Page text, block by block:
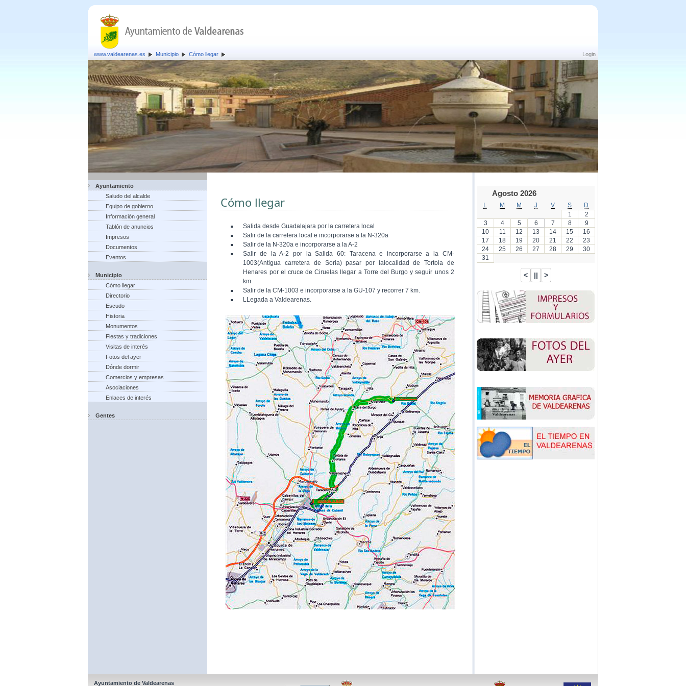
Login
www.valdearenas.es Municipio Cómo llegar
Ayuntamiento
Saludo del alcalde
Equipo de gobierno
Información general
Tablón de anuncios
Impresos
Documentos
Eventos
Municipio
Cómo llegar
Directorio
Escudo
Historia
Monumentos
Fiestas y tradiciones
Visitas de interés
Fotos del ayer
Dónde dormir
Comercios y empresas
Asociaciones
Enlaces de interés
Gentes
Cómo llegar
Salida desde Guadalajara por la carretera local
Salir de la carretera local e incorporarse a la N-320a
Salir de la N-320a e incorporarse a la A-2
Salir de la A-2 por la Salida 60: Taracena e incorporarse a la CM-
1003(Antigua carretera de Soria) pasar por lalocalidad de Tortola de
Henares por el cruce de Ciruelas llegar a Torre del Burgo y seguir unos 2
km.
Salir de la CM-1003 e incorporarse a la GU-107 y recorrer 7 km.
LLegada a Valdearenas.
Agosto 2026
M M J V S
D
1
2
3
4 5 6 7 8
9
10
11 12 13 14 15
16
17
18 19 20 21 22
23
24
25 26 27 28 29
30
31
Ayuntamiento de Valdearenas